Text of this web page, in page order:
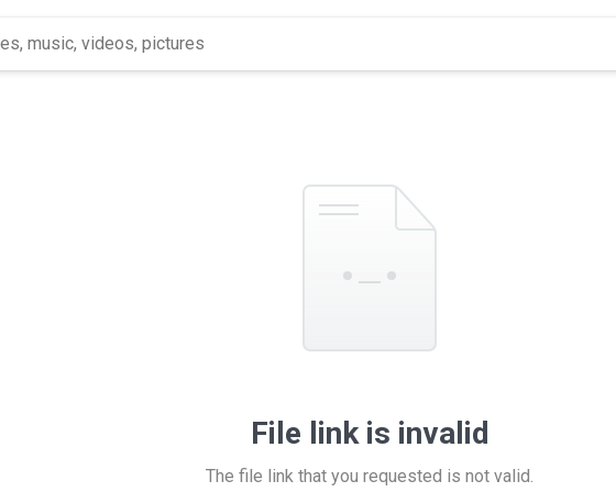
File link is invalid
The file link that you requested is not valid.